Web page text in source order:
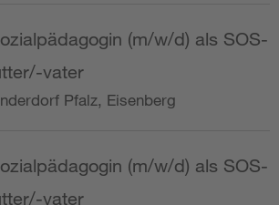
(m/w/d) als SOS-
vater
Pfalz, Eisenberg
(m/w/d) als SOS-
vater